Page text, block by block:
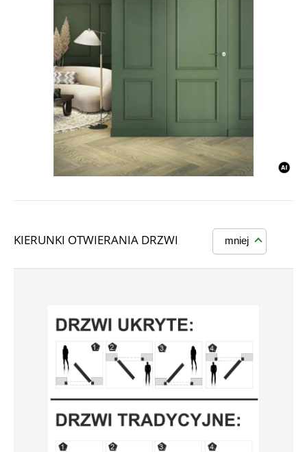
KIERUNKI OTWIERANIA DRZWI mniej